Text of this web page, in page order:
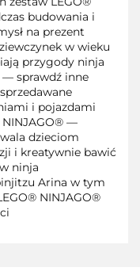
budowania i
na prezent
w wieku
przygody ninja
— sprawdź inne
i pojazdami
NINJAGO® —
dzieciom
i kreatywnie bawić
ninja
Arina w tym
NINJAGO®